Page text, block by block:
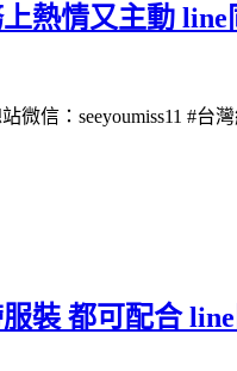
熱情又主動 line
微信：seeyoumiss11 #台
裝 都可配合